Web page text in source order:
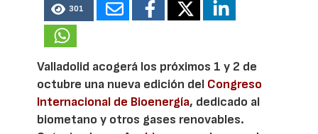
301
Valladolid acogerá los próximos 1 y 2 de
octubre una nueva edición del Congreso
Internacional de Bioenergía, dedicado al
biometano y otros gases renovables.